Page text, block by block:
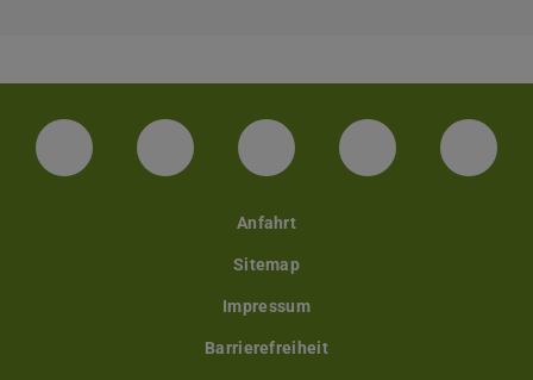
Facebook Instagram TikTok Bluesky
Anfahrt
Sitemap
Impressum
Barrierefreiheit